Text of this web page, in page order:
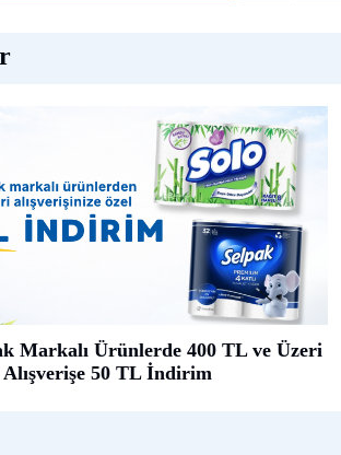
Markalı Ürünlerde 400 TL ve Üzeri
Alışverişe 50 TL İndirim